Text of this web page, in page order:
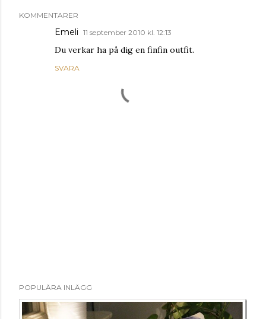
KOMMENTARER
Emeli 11 september 2010 kl. 12:13
Du verkar ha på dig en finfin outfit.
SVARA
k
POPULÄRA INLÄGG